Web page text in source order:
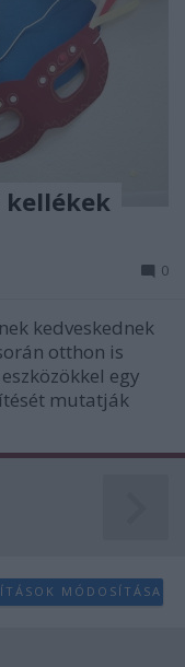
kellékek
0
kedveskednek
otthon is
egy
mutatják
MÓDOSÍTÁSA